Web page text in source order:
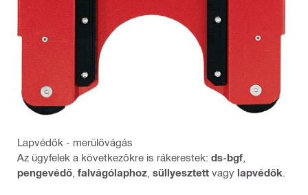
Lapvédők - merülővágás
Az ügyfelek a következőkre is rákerestek: ds-bgf
pengevédő falvágólaphoz süllyesztett vagy lapvédők